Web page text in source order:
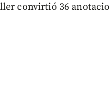
convirtió 36